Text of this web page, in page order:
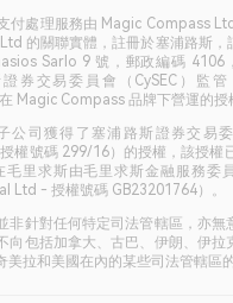
付處理服務由 Magic Compass
的關聯實體，註冊於塞浦路斯，
Sarlo 9 號，郵政編碼 4106
券交易委員會（CySEC）監
Magic Compass 品牌下營運的授
司獲得了塞浦路斯證券交易委
權號碼 299/16）的授權，該授權
里求斯由毛里求斯金融服務委
Ltd - 授權號碼 GB23201764）。
非針對任何特定司法管轄區，亦無
向包括加拿大、古巴、伊朗、伊拉
拉和美國在內的某些司法管轄區